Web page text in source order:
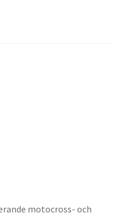
motocross- och